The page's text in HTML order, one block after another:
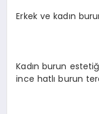
Erkek ve kadın
Kadın burun
ince hatlı burun